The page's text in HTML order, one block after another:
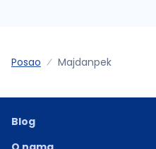
Posao Majdanpek
Blog